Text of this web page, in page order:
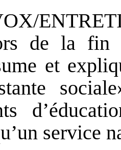
de la fin
et
service